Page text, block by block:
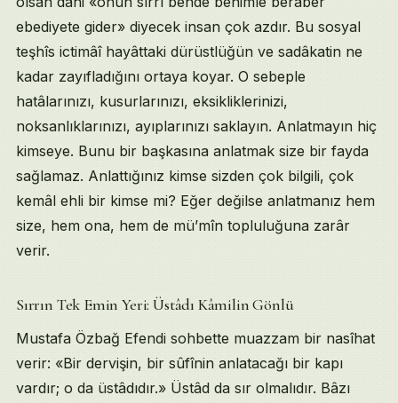
ebediyete gider» diyecek insan çok azdır. Bu sosyal
teşhîs ictimâî hayâttaki dürüstlüğün ve sadâkatin ne
kadar zayıfladığını ortaya koyar. O sebeple
hatâlarınızı, kusurlarınızı, eksikliklerinizi,
noksanlıklarınızı, ayıplarınızı saklayın. Anlatmayın hiç
kimseye. Bunu bir başkasına anlatmak size bir fayda
sağlamaz. Anlattığınız kimse sizden çok bilgili, çok
kemâl ehli bir kimse mi? Eğer değilse anlatmanız hem
size, hem ona, hem de mü’mîn topluluğuna zarâr
verir.
Sırrın Tek Emin Yeri: Üstâdı Kâmilin Gönlü
Mustafa Özbağ Efendi sohbette muazzam bir nasîhat
verir: «Bir dervişin, bir sûfînin anlatacağı bir kapı
vardır; o da üstâdıdır.» Üstâd da sır olmalıdır. Bâzı